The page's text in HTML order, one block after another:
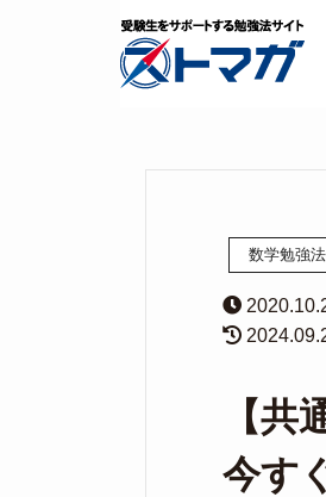
数学勉強法
【
今す